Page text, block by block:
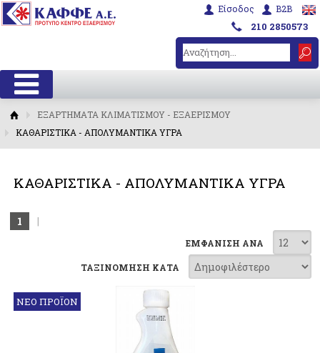
B2B
Είσοδος
210 2850573
ΕΞΑΡΤΗΜΑΤΑ ΚΛΙΜΑΤΙΣΜΟΥ - ΕΞΑΕΡΙΣΜΟΥ
ΚΑΘΑΡΙΣΤΙΚΑ - ΑΠΟΛΥΜΑΝΤΙΚΑ ΥΓΡΑ
ΚΑΘΑΡΙΣΤΙΚΑ - ΑΠΟΛΥΜΑΝΤΙΚΑ ΥΓΡΑ
1 |
ΕΜΦΑΝΙΣΗ ΑΝΑ
ΤΑΞΙΝΟΜΗΣΗ ΚΑΤΑ
ΝΕΟ ΠΡΟΪΟΝ